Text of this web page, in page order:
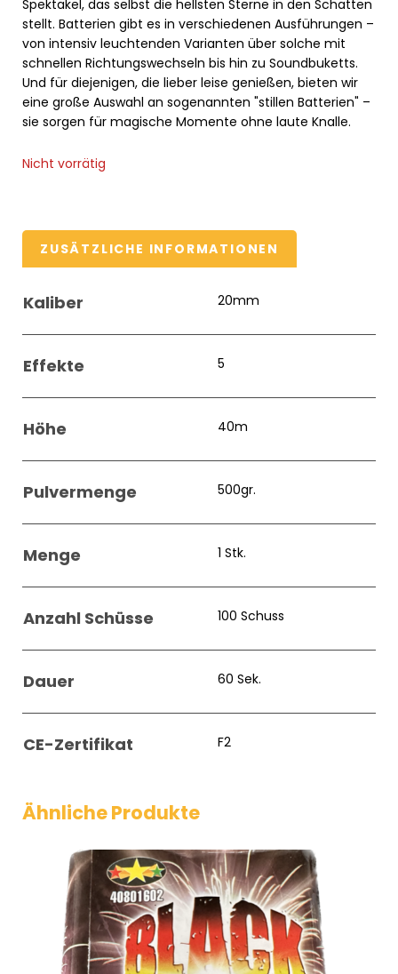
Spektakel, das selbst die hellsten Sterne in den Schatten
stellt. Batterien gibt es in verschiedenen Ausführungen –
von intensiv leuchtenden Varianten über solche mit
schnellen Richtungswechseln bis hin zu Soundbuketts.
Und für diejenigen, die lieber leise genießen, bieten wir
eine große Auswahl an sogenannten "stillen Batterien" –
sie sorgen für magische Momente ohne laute Knalle.
Nicht vorrätig
ZUSÄTZLICHE INFORMATIONEN
Kaliber 20mm
Effekte 5
Höhe 40m
Pulvermenge 500gr.
Menge 1 Stk.
Anzahl Schüsse 100 Schuss
Dauer 60 Sek.
CE-Zertifikat F2
Ähnliche Produkte